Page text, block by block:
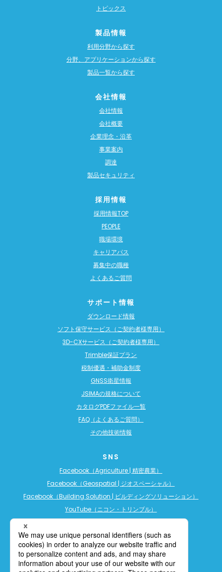
トピックス
製品情報
利用分野から探す
分野、アプリケーションから探す
製品一覧から探す
会社情報
会社情報
会社概要
企業理念・沿革
事業案内
調達
製品セキュリティ
採用情報
採用情報TOP
PEOPLE
職場環境
キャリアパス
募集中の職種
よくあるご質問
サポート情報
ダウンロード情報
ソフト保守サービス（ご契約者様専用）
3D-CXサービス（ご契約者様専用）
Trimble保証プラン
税制優遇・補助金制度
GNSS衛星情報
JSIMAの規格について
カタログPDFファイル一覧
FAQ（よくあるご質問）
その他技術情報
SNS
Facebook（Agriculture | 精密農業）
Facebook（Geospatial | ジオスペーシャル）
Facebook（Building Solution | ビルディングソリューション）
YouTube（ニコン・トリンブル）
YouTube（ビルディングソリューション）
LINE公式アカウント（精密農業）